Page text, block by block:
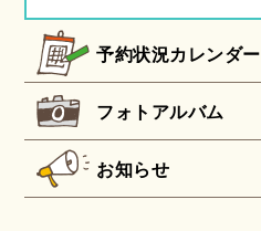
予約状況カレンダー
フォトアルバム
お知らせ